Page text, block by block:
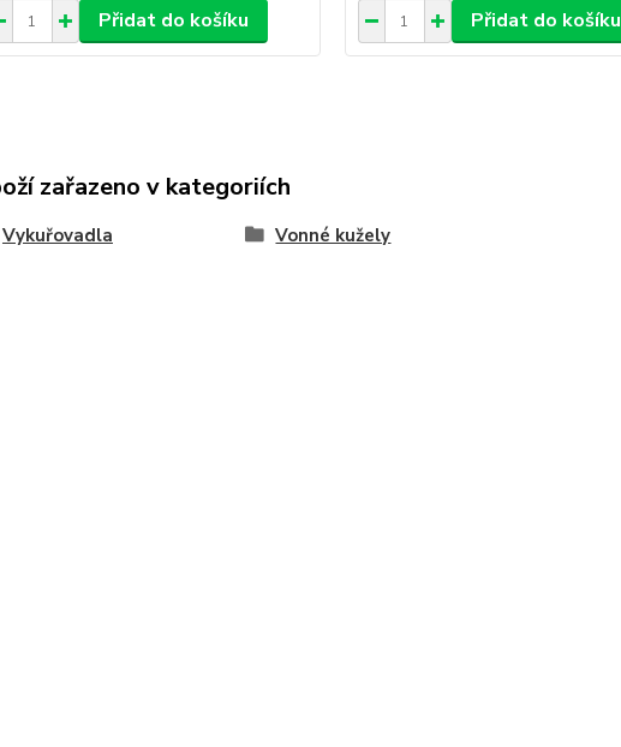
Přidat do košíku Přidat do košíku
zařazeno v kategoriích
Vykuřovadla Vonné kužely